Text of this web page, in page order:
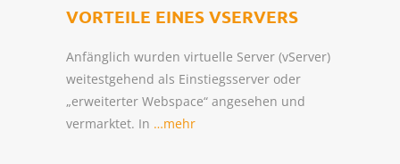
VORTEILE EINES VSERVERS
Anfänglich wurden virtuelle Server (vServer)
weitestgehend als Einstiegsserver oder
„erweiterter Webspace“ angesehen und
vermarktet. In …mehr